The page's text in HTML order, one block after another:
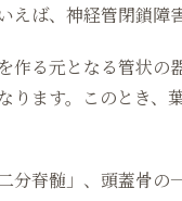
ば、神経管閉鎖障害
作る元となる管状
ります。このとき、
分脊髄」、頭蓋骨の